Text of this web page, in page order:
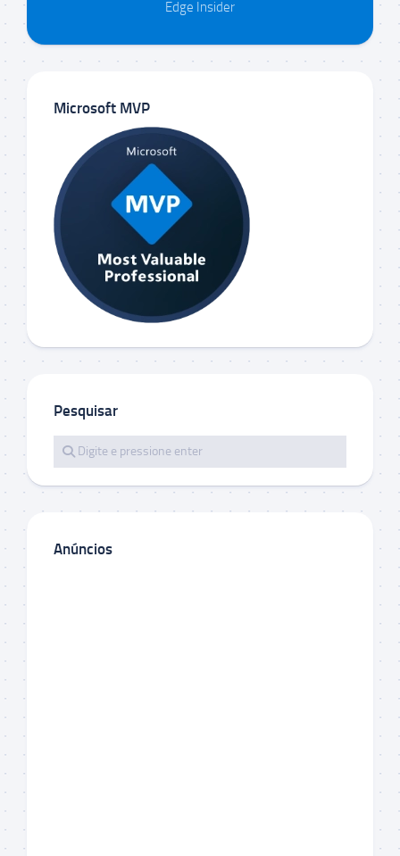
Edge Insider
Microsoft MVP
Pesquisar
Anúncios